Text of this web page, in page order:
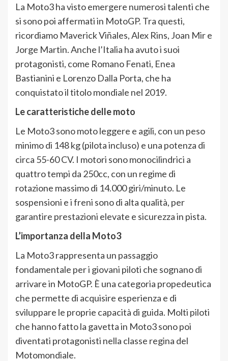
La Moto3 ha visto emergere numerosi talenti che
si sono poi affermati in MotoGP. Tra questi,
ricordiamo Maverick Viñales, Alex Rins, Joan Mir e
Jorge Martin. Anche l’Italia ha avuto i suoi
protagonisti, come Romano Fenati, Enea
Bastianini e Lorenzo Dalla Porta, che ha
conquistato il titolo mondiale nel 2019.
Le caratteristiche delle moto
Le Moto3 sono moto leggere e agili, con un peso
minimo di 148 kg (pilota incluso) e una potenza di
circa 55-60 CV. I motori sono monocilindrici a
quattro tempi da 250cc, con un regime di
rotazione massimo di 14.000 giri/minuto. Le
sospensioni e i freni sono di alta qualità, per
garantire prestazioni elevate e sicurezza in pista.
L’importanza della Moto3
La Moto3 rappresenta un passaggio
fondamentale per i giovani piloti che sognano di
arrivare in MotoGP. È una categoria propedeutica
che permette di acquisire esperienza e di
sviluppare le proprie capacità di guida. Molti piloti
che hanno fatto la gavetta in Moto3 sono poi
diventati protagonisti nella classe regina del
Motomondiale.